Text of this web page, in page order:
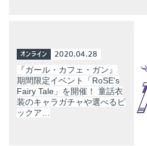
オンライン 2020.04.28
『ガール・カフェ・ガン』
期間限定イベント「RoSE's
Fairy Tale」を開催！ 童話衣
装のキャラガチャや選べるピ
ックア…